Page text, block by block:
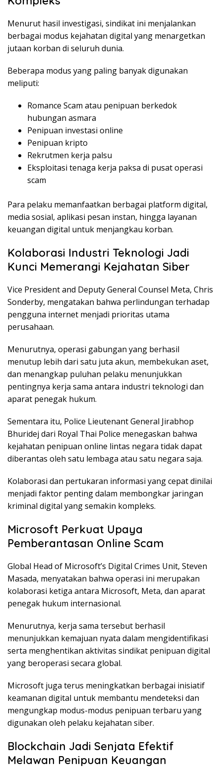
Menurut hasil investigasi, sindikat ini menjalankan
berbagai modus kejahatan digital yang menargetkan
jutaan korban di seluruh dunia.
Beberapa modus yang paling banyak digunakan
meliputi:
Romance Scam atau penipuan berkedok
hubungan asmara
Penipuan investasi online
Penipuan kripto
Rekrutmen kerja palsu
Eksploitasi tenaga kerja paksa di pusat operasi
scam
Para pelaku memanfaatkan berbagai platform digital,
media sosial, aplikasi pesan instan, hingga layanan
keuangan digital untuk menjangkau korban.
Kolaborasi Industri Teknologi Jadi
Kunci Memerangi Kejahatan Siber
Vice President and Deputy General Counsel Meta, Chris
Sonderby, mengatakan bahwa perlindungan terhadap
pengguna internet menjadi prioritas utama
perusahaan.
Menurutnya, operasi gabungan yang berhasil
menutup lebih dari satu juta akun, membekukan aset,
dan menangkap puluhan pelaku menunjukkan
pentingnya kerja sama antara industri teknologi dan
aparat penegak hukum.
Sementara itu, Police Lieutenant General Jirabhop
Bhuridej dari Royal Thai Police menegaskan bahwa
kejahatan penipuan online lintas negara tidak dapat
diberantas oleh satu lembaga atau satu negara saja.
Kolaborasi dan pertukaran informasi yang cepat dinilai
menjadi faktor penting dalam membongkar jaringan
kriminal digital yang semakin kompleks.
Microsoft Perkuat Upaya
Pemberantasan Online Scam
Global Head of Microsoft’s Digital Crimes Unit, Steven
Masada, menyatakan bahwa operasi ini merupakan
kolaborasi ketiga antara Microsoft, Meta, dan aparat
penegak hukum internasional.
Menurutnya, kerja sama tersebut berhasil
menunjukkan kemajuan nyata dalam mengidentifikasi
serta menghentikan aktivitas sindikat penipuan digital
yang beroperasi secara global.
Microsoft juga terus meningkatkan berbagai inisiatif
keamanan digital untuk membantu mendeteksi dan
mengungkap modus-modus penipuan terbaru yang
digunakan oleh pelaku kejahatan siber.
Blockchain Jadi Senjata Efektif
Melawan Penipuan Keuangan